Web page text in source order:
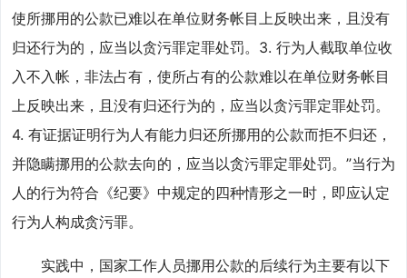
使所挪用的公款已难以在单位财务帐目上反映出来，且没有
归还行为的，应当以贪污罪定罪处罚。3. 行为人截取单位收
入不入帐，非法占有，使所占有的公款难以在单位财务帐目
上反映出来，且没有归还行为的，应当以贪污罪定罪处罚。
4. 有证据证明行为人有能力归还所挪用的公款而拒不归还，
并隐瞒挪用的公款去向的，应当以贪污罪定罪处罚。”当行为
人的行为符合《纪要》中规定的四种情形之一时，即应认定
行为人构成贪污罪。
实践中，国家工作人员挪用公款的后续行为主要有以下